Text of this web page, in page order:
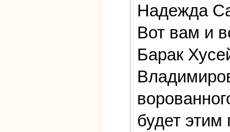
Надежда
Вот вам и
Барак
будет этим